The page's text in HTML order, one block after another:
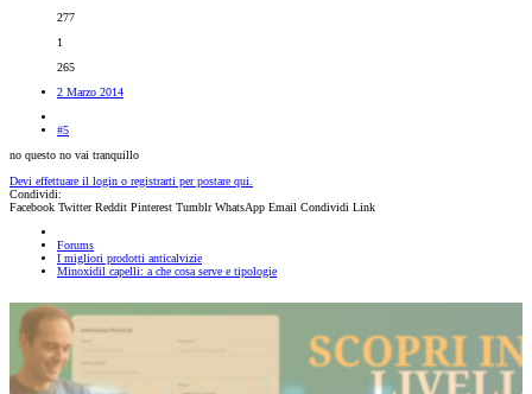
277
1
265
2 Marzo 2014
#5
no questo no vai tranquillo
Devi effettuare il login o registrarti per postare qui.
Condividi:
Facebook Twitter Reddit Pinterest Tumblr WhatsApp Email Condividi Link
Forums
I migliori prodotti anticalvizie
Minoxidil capelli: a che cosa serve e tipologie